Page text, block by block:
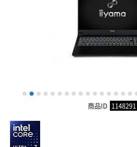
1 2 3 4 5 6 7 8 9 10 11 12 13 14 15
商品ID 1148291